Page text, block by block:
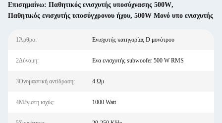
Επισημαίνω: Παθητικός ενισχυτής υποσύχνασης 500W,
Παθητικός ενισχυτής υποσύγχρονου ήχου, 500W Μονό υπο ενισχυτής
1Άρθρο: Ενισχυτής κατηγορίας D μονότρου
2Δύναμη: Ενα ενισχυτής subwoofer 500 W RMS
3Ονομαστική αντίδραση: 4 Ωμ
4Μέγιστη ισχύς: 1000 Watt